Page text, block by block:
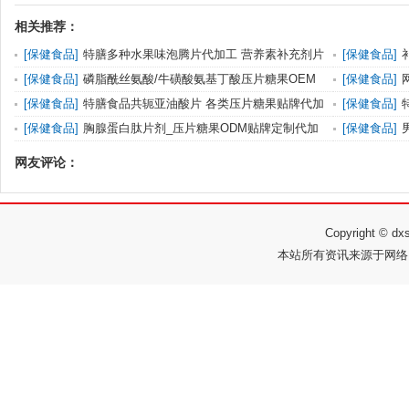
相关推荐：
[保健食品] 特膳多种水果味泡腾片代加工 营养素补充剂片
剂贴牌定
[保健食品]
贴牌代加工
[保健食品] 磷脂酰丝氨酸/牛磺酸氨基丁酸压片糖果OEM
贴牌代加工厂
[保健食品]
下奶膏代加
[保健食品] 特膳食品共轭亚油酸片 各类压片糖果贴牌代加
工厂家
[保健食品]
血膏代加工
[保健食品] 胸腺蛋白肽片剂_压片糖果ODM贴牌定制代加
[保健食品]
网友评论：
Copyright ©
本站所有资讯来源于网